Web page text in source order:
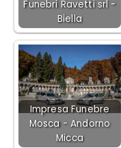
Funebri Ravetti srl -
Biella
Impresa Funebre
Mosca - Andorno
Micca